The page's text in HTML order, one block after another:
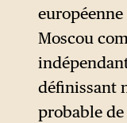
conflit,
comme
voies
Moscou
définissant
probable